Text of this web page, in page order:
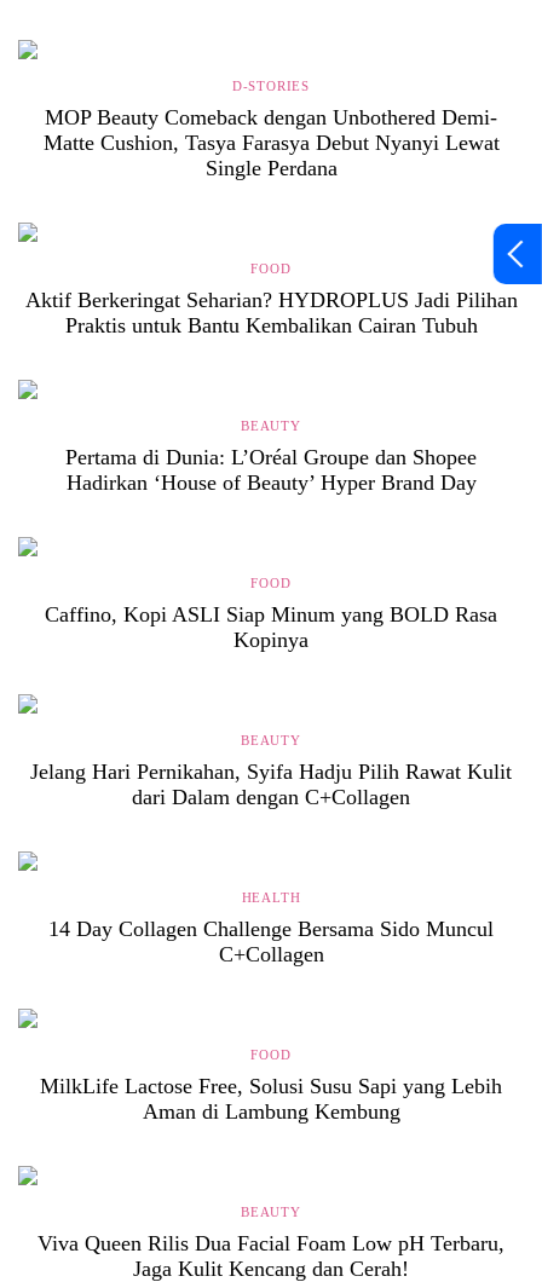
D-STORIES
MOP Beauty Comeback dengan Unbothered Demi-
Matte Cushion, Tasya Farasya Debut Nyanyi Lewat
Single Perdana
FOOD
Aktif Berkeringat Seharian? HYDROPLUS Jadi Pilihan
Praktis untuk Bantu Kembalikan Cairan Tubuh
BEAUTY
Pertama di Dunia: L’Oréal Groupe dan Shopee
Hadirkan ‘House of Beauty’ Hyper Brand Day
FOOD
Caffino, Kopi ASLI Siap Minum yang BOLD Rasa
Kopinya
BEAUTY
Jelang Hari Pernikahan, Syifa Hadju Pilih Rawat Kulit
dari Dalam dengan C+Collagen
HEALTH
14 Day Collagen Challenge Bersama Sido Muncul
C+Collagen
FOOD
MilkLife Lactose Free, Solusi Susu Sapi yang Lebih
Aman di Lambung Kembung
BEAUTY
Viva Queen Rilis Dua Facial Foam Low pH Terbaru,
Jaga Kulit Kencang dan Cerah!